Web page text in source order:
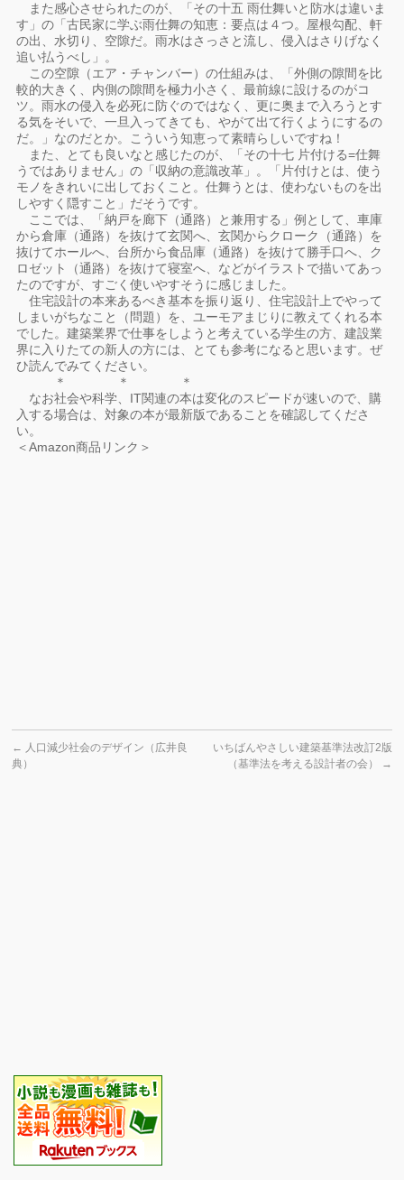
また感心させられたのが、「その十五 雨仕舞いと防水は違いま
す」の「古民家に学ぶ雨仕舞の知恵：要点は４つ。屋根勾配、軒
の出、水切り、空隙だ。雨水はさっさと流し、侵入はさりげなく
追い払うべし」。
この空隙（エア・チャンバー）の仕組みは、「外側の隙間を比
較的大きく、内側の隙間を極力小さく、最前線に設けるのがコ
ツ。雨水の侵入を必死に防ぐのではなく、更に奥まで入ろうとす
る気をそいで、一旦入ってきても、やがて出て行くようにするの
だ。」なのだとか。こういう知恵って素晴らしいですね！
また、とても良いなと感じたのが、「その十七 片付ける=仕舞
うではありません」の「収納の意識改革」。「片付けとは、使う
モノをきれいに出しておくこと。仕舞うとは、使わないものを出
しやすく隠すこと」だそうです。
ここでは、「納戸を廊下（通路）と兼用する」例として、車庫
から倉庫（通路）を抜けて玄関へ、玄関からクローク（通路）を
抜けてホールへ、台所から食品庫（通路）を抜けて勝手口へ、ク
ロゼット（通路）を抜けて寝室へ、などがイラストで描いてあっ
たのですが、すごく使いやすそうに感じました。
住宅設計の本来あるべき基本を振り返り、住宅設計上でやって
しまいがちなこと（問題）を、ユーモアまじりに教えてくれる本
でした。建築業界で仕事をしようと考えている学生の方、建設業
界に入りたての新人の方には、とても参考になると思います。ぜ
ひ読んでみてください。
＊ ＊ ＊
なお社会や科学、IT関連の本は変化のスピードが速いので、購
入する場合は、対象の本が最新版であることを確認してくださ
い。
＜Amazon商品リンク＞
← 人口減少社会のデザイン（広井良
典）
いちばんやさしい建築基準法改訂2版
（基準法を考える設計者の会）
→